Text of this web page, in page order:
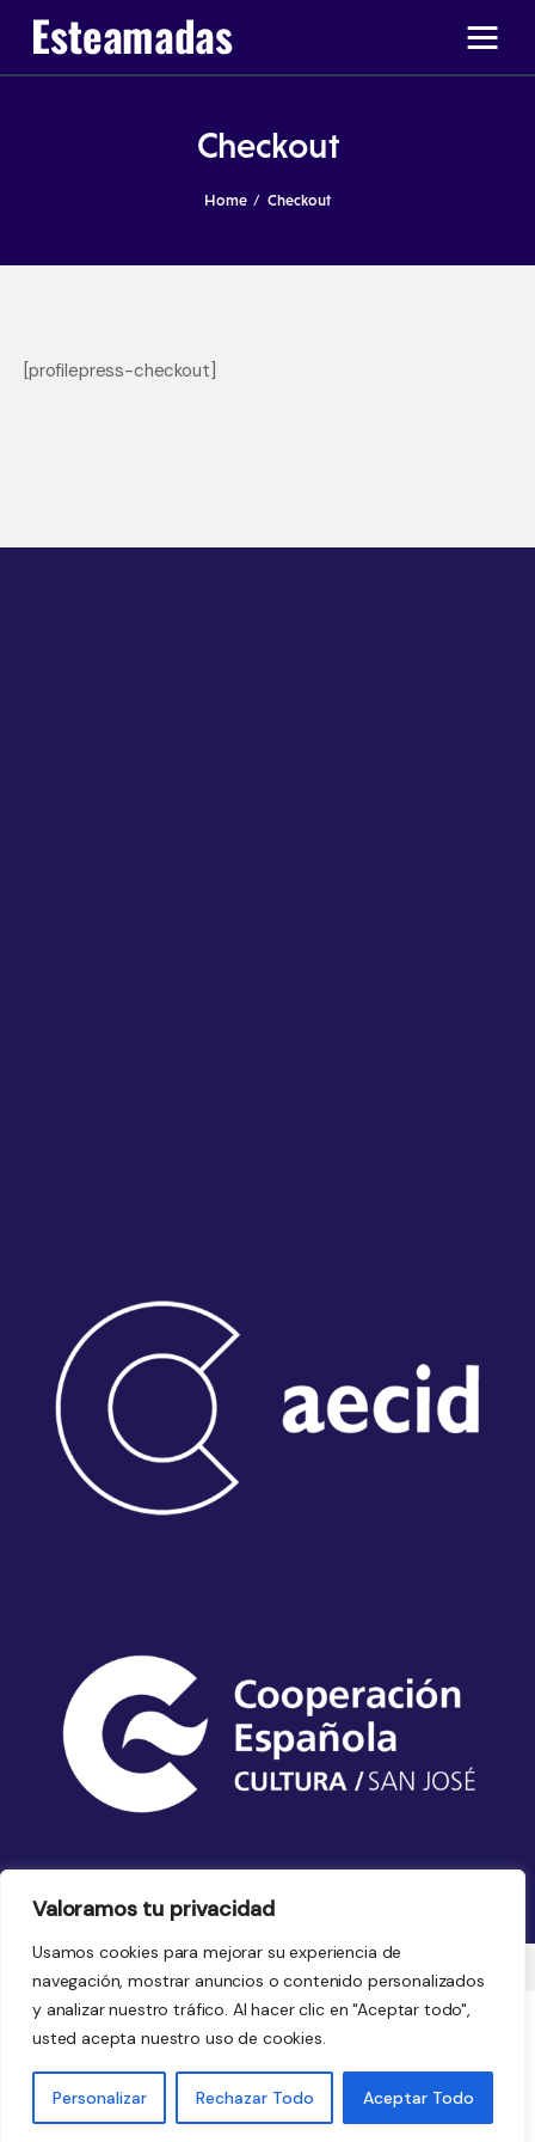
Valoramos tu privacidad
Usamos cookies para mejorar su experiencia de
navegación, mostrar anuncios o contenido personalizados
y analizar nuestro tráfico. Al hacer clic en "Aceptar todo",
usted acepta nuestro uso de cookies.
Personalizar Rechazar Todo Aceptar Todo
Checkout
Home Checkout
[profilepress-checkout]
Nooleo.cr © 2026. Derechos Reservados